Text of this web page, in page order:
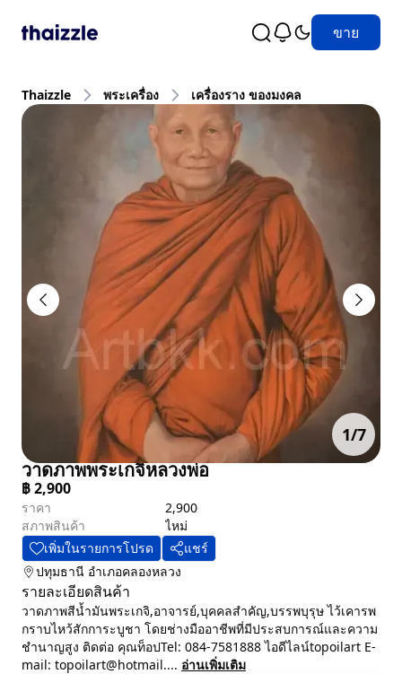
ขาย
Thaizzle พระเครื่อง เครื่องราง ของมงคล
1/7
วาดภาพพระเกจิหลวงพ่อ
฿2,900
ราคา
2,900
สภาพสินค้า
ไหม่
เพิ่มในรายการโปรด
แชร์
ปทุมธานี อำเภอคลองหลวง
รายละเอียดสินค้า
วาดภาพสีน้ำมันพระเกจิ,อาจารย์,บุคคลสำคัญ,บรรพบุรุษ ไว้เคารพ
กราบไหว้สักการะบูชา โดยช่างมืออาชีพที่มีประสบการณ์และความ
ชำนาญสูง ติดต่อ คุณท็อปTel: 084-7581888 ไอดีไลน์topoilart E-
mail: topoilart@hotmail.... อ่านเพิ่มเติม